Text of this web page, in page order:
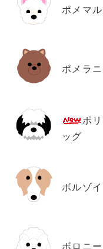
ポメマル
ポメラ
ポ
ッグ
ボルゾイ
ボロニ